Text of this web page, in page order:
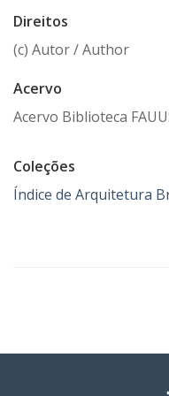
Direitos
(c) Autor / Author
Acervo
Acervo Biblioteca
Coleções
Índice de Arquitetura